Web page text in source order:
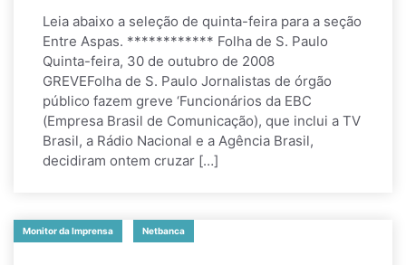
Leia abaixo a seleção de quinta-feira para a seção
Entre Aspas. ************ Folha de S. Paulo
Quinta-feira, 30 de outubro de 2008
GREVEFolha de S. Paulo Jornalistas de órgão
público fazem greve ‘Funcionários da EBC
(Empresa Brasil de Comunicação), que inclui a TV
Brasil, a Rádio Nacional e a Agência Brasil,
decidiram ontem cruzar […]
Monitor da Imprensa Netbanca